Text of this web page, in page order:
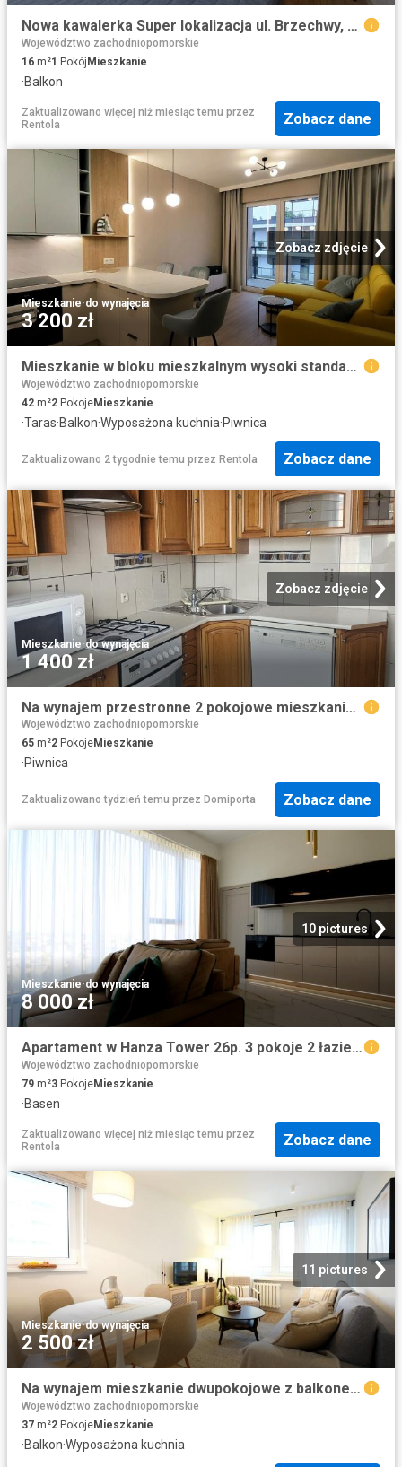
Nowa kawalerka Super lokalizacja ul. Brzechwy, Szczecin, Zawadzkiego Klonowica
Województwo zachodniopomorskie
16 m²1 Pokój Mieszkanie
·Balkon
Zaktualizowano więcej niż miesiąc temu przez
Rentola
Zobacz dane
Zobacz zdjęcie
Mieszkanie·do wynajęcia
3 200 zł
Mieszkanie w bloku mieszkalnym wysoki standard 42,43 m² nad jeziorem na wynajem Szczecin, Dąbie
Województwo zachodniopomorskie
42 m²2 PokojeMieszkanie
·Taras·Balkon·Wyposażona kuchnia·Piwnica
Zaktualizowano 2 tygodnie temu przez Rentola Zobacz dane
Zobacz zdjęcie
Mieszkanie·do wynajęcia
1 400 zł
Na wynajem przestronne 2 pokojowe mieszkanie 65 m² w Wałczu
Województwo zachodniopomorskie
65 m²2 PokojeMieszkanie
·Piwnica
Zaktualizowano tydzień temu przez Domiporta Zobacz dane
10 pictures
Mieszkanie·do wynajęcia
8 000 zł
Apartament w Hanza Tower 26p. 3 pokoje 2 łazienki Szczecin, Centrum
Województwo zachodniopomorskie
79 m²3 PokojeMieszkanie
·Basen
Zaktualizowano więcej niż miesiąc temu przez
Rentola
Zobacz dane
11 pictures
Mieszkanie·do wynajęcia
2 500 zł
Na wynajem mieszkanie dwupokojowe z balkonem Szczecin, Pomorzany
Województwo zachodniopomorskie
37 m²2 PokojeMieszkanie
·Balkon·Wyposażona kuchnia